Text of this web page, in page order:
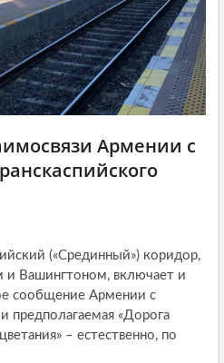
Армении с
(«Срединный») коридор,
и Вашингтоном, включает и
сообщение Армении с
предполагаемая «Дорога
– естественно, по